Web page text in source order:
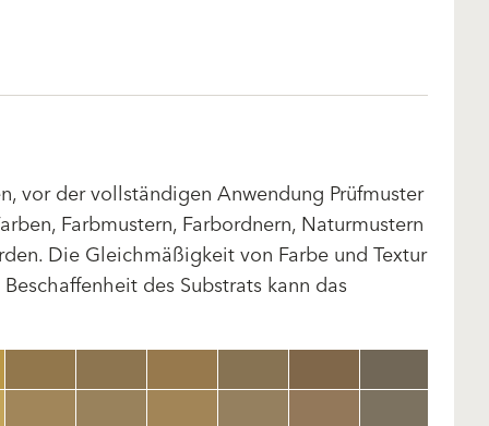
vor der vollständigen Anwendung Prüfmuster
Farbmustern, Farbordnern, Naturmustern
Die Gleichmäßigkeit von Farbe und Textur
des Substrats kann das